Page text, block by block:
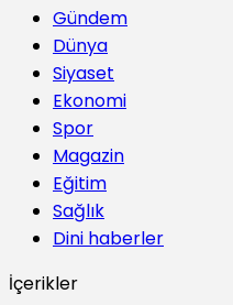
Gündem
Dünya
Siyaset
Ekonomi
Spor
Magazin
Eğitim
Sağlık
Dini haberler
İçerikler